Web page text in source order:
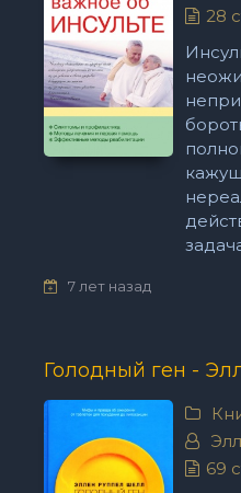
28
7 лет назад
Голодный ген -
69